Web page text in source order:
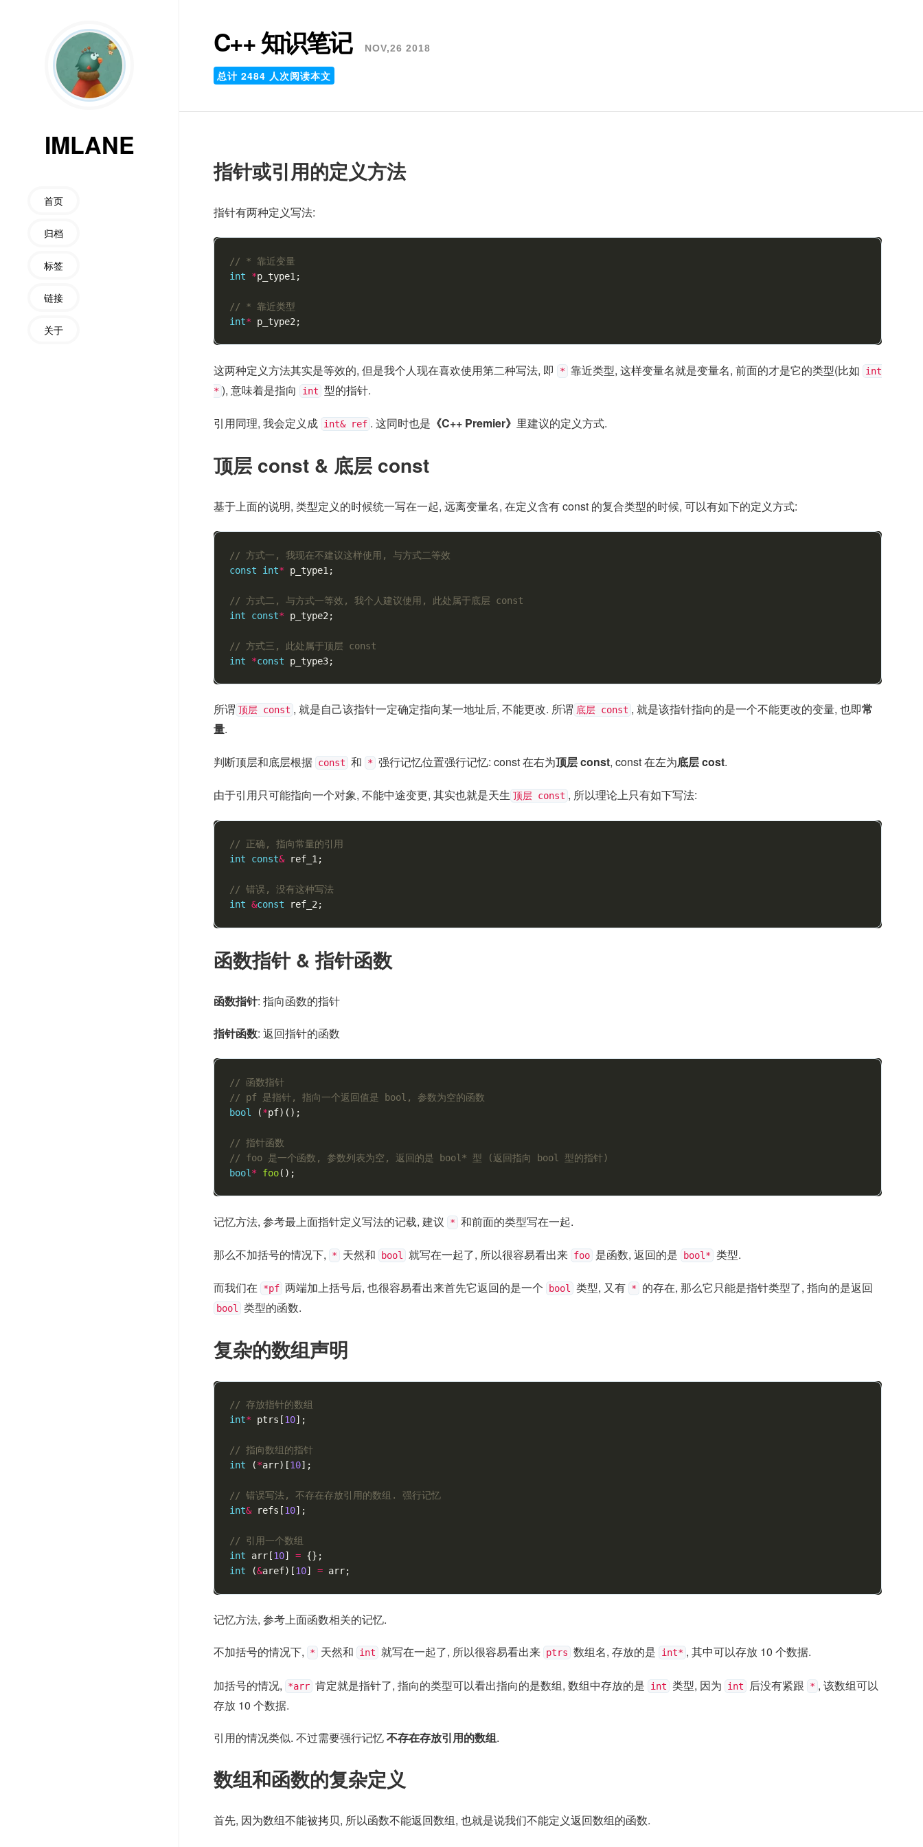
IMLANE
首页
归档
标签
链接
关于
C++ 知识笔记 NOV,26 2018
总计 2484 人次阅读本文
指针或引用的定义方法
指针有两种定义写法:
// * 靠近变量
int
*p_type1 ;
// * 靠近类型
int* p_type2 ;
这两种定义方法其实是等效的, 但是我个人现在喜欢使用第二种写法, 即 * 靠近类型, 这样变量名就是变量名, 前面的才是它的类型(比如
int
* ), 意味着是指向 int 型的指针.
引用同理, 我会定义成 int& ref . 这同时也是 《C++ Premier》 里建议的定义方式.
顶层 const & 底层 const
基于上面的说明, 类型定义的时候统一写在一起, 远离变量名, 在定义含有 const 的复合类型的时候, 可以有如下的定义方式:
// 方式一, 我现在不建议这样使用, 与方式二等效
const
int* p_type1 ;
// 方式二, 与方式一等效, 我个人建议使用, 此处属于底层 const
int
const* p_type2 ;
// 方式三, 此处属于顶层 const
int
*const p_type3;
所谓 顶层 const , 就是自己该指针一定确定指向某一地址后, 不能更改. 所谓 底层 const , 就是该指针指向的是一个不能更改的变量, 也即常
量.
判断顶层和底层根据 const 和 * 强行记忆位置强行记忆: const 在右为顶层 const, const 在左为底层 cost.
由于引用只可能指向一个对象, 不能中途变更, 其实也就是天生 顶层 const , 所以理论上只有如下写法:
// 正确, 指向常量的引用
int
const& ref_1;
// 错误, 没有这种写法
int &const ref_2;
函数指针 & 指针函数
函数指针: 指向函数的指针
指针函数: 返回指针的函数
// 函数指针
// pf 是指针, 指向一个返回值是 bool, 参数为空的函数
bool
(*pf)();
// 指针函数
// foo 是一个函数, 参数列表为空, 返回的是 bool* 型 (返回指向 bool 型的指针)
bool * foo();
记忆方法, 参考最上面指针定义写法的记载, 建议 * 和前面的类型写在一起.
那么不加括号的情况下, * 天然和 bool 就写在一起了, 所以很容易看出来 foo 是函数, 返回的是 bool* 类型.
而我们在 *pf 两端加上括号后, 也很容易看出来首先它返回的是一个 bool 类型, 又有 * 的存在, 那么它只能是指针类型了, 指向的是返回
bool 类型的函数.
复杂的数组声明
// 存放指针的数组
int* ptrs [10];
// 指向数组的指针
int
(*arr)[10];
// 错误写法, 不存在存放引用的数组. 强行记忆
int& refs [10];
// 引用一个数组
int
arr [10] = {};
int
(&aref)[10] = arr;
记忆方法, 参考上面函数相关的记忆.
不加括号的情况下, * 天然和 int 就写在一起了, 所以很容易看出来 ptrs 数组名, 存放的是 int* , 其中可以存放 10 个数据.
加括号的情况, *arr 肯定就是指针了, 指向的类型可以看出指向的是数组, 数组中存放的是 int 类型, 因为 int 后没有紧跟 * , 该数组可以
存放 10 个数据.
引用的情况类似. 不过需要强行记忆不存在存放引用的数组.
数组和函数的复杂定义
首先, 因为数组不能被拷贝, 所以函数不能返回数组, 也就是说我们不能定义返回数组的函数.